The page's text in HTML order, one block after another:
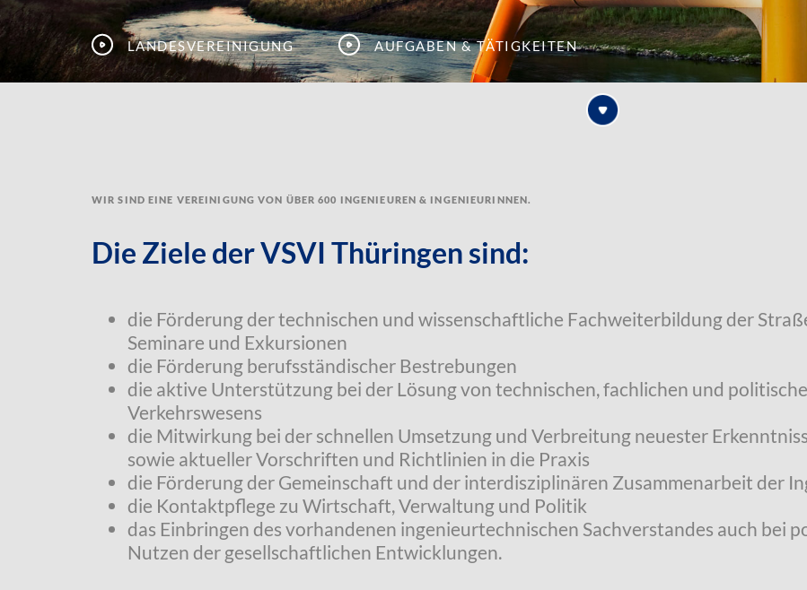
Landesvereinigung Aufgaben & Tätigkeiten
Wir sind eine Vereinigung von über 600 Ingenieuren & Ingenieurinnen.
Die Ziele der VSVI Thüringen sind:
die Förderung der technischen und wissenschaftliche Fachweiterbildung der
Seminare und Exkursionen
die Förderung berufsständischer Bestrebungen
die aktive Unterstützung bei der Lösung von technischen, fachlichen und
Verkehrswesens
die Mitwirkung bei der schnellen Umsetzung und Verbreitung neuester
sowie aktueller Vorschriften und Richtlinien in die Praxis
die Förderung der Gemeinschaft und der interdisziplinären Zusammenarbeit der
die Kontaktpflege zu Wirtschaft, Verwaltung und Politik
das Einbringen des vorhandenen ingenieurtechnischen Sachverstandes auch bei
Nutzen der gesellschaftlichen Entwicklungen.